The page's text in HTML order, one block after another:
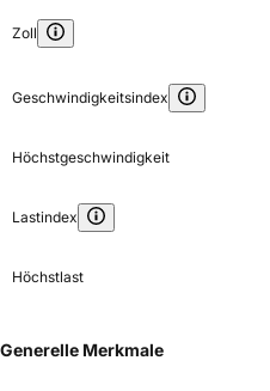
Zoll
Geschwindigkeitsindex
Höchstgeschwindigkeit
Lastindex
Höchstlast
Generelle Merkmale